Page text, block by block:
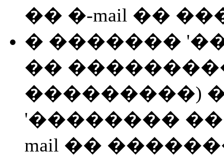
�� �-mail ��
� �������
��
���������)
'��������
mail ��